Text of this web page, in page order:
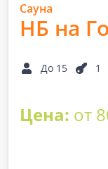
Сауна
НБ на
До 15 1
Цена: от